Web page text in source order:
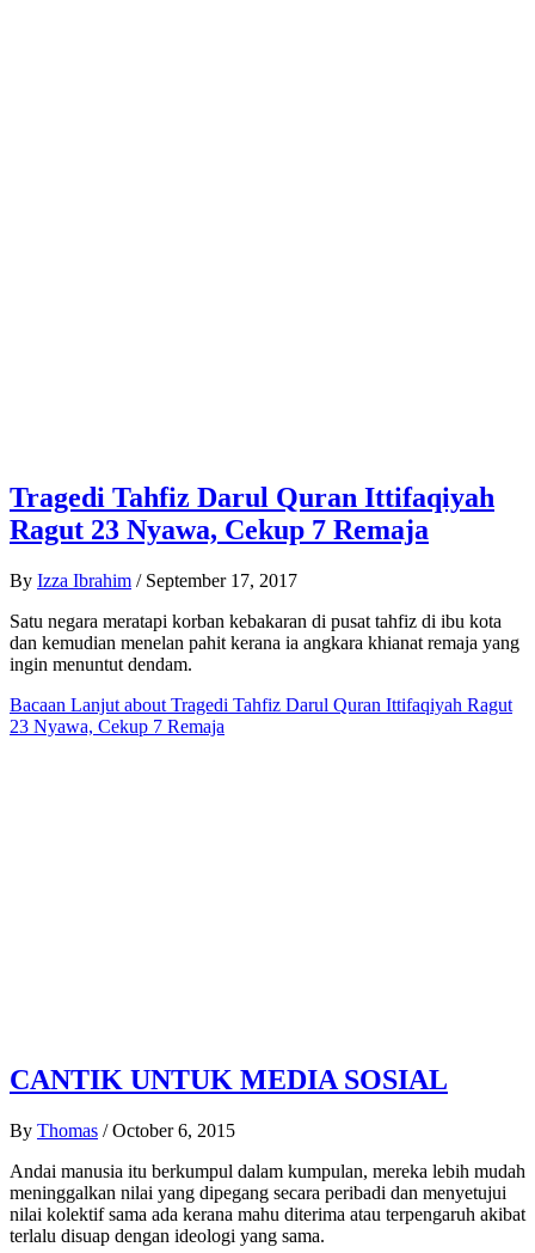
Tragedi Tahfiz Darul Quran Ittifaqiyah
Ragut 23 Nyawa, Cekup 7 Remaja
By Izza Ibrahim / September 17, 2017
Satu negara meratapi korban kebakaran di pusat tahfiz di ibu kota
dan kemudian menelan pahit kerana ia angkara khianat remaja yang
ingin menuntut dendam.
Bacaan Lanjut about Tragedi Tahfiz Darul Quran Ittifaqiyah Ragut
23 Nyawa, Cekup 7 Remaja
CANTIK UNTUK MEDIA SOSIAL
By Thomas / October 6, 2015
Andai manusia itu berkumpul dalam kumpulan, mereka lebih mudah
meninggalkan nilai yang dipegang secara peribadi dan menyetujui
nilai kolektif sama ada kerana mahu diterima atau terpengaruh akibat
terlalu disuap dengan ideologi yang sama.